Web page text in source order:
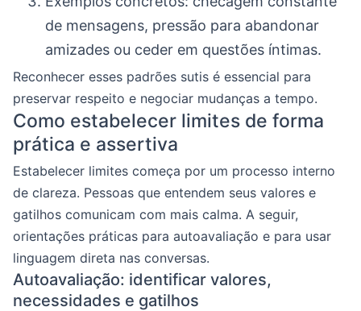
de mensagens, pressão para abandonar
amizades ou ceder em questões íntimas.
Reconhecer esses padrões sutis é essencial para
preservar respeito e negociar mudanças a tempo.
Como estabelecer limites de forma
prática e assertiva
Estabelecer limites começa por um processo interno
de clareza. Pessoas que entendem seus valores e
gatilhos comunicam com mais calma. A seguir,
orientações práticas para autoavaliação e para usar
linguagem direta nas conversas.
Autoavaliação: identificar valores,
necessidades e gatilhos